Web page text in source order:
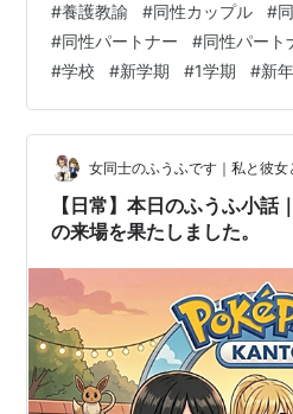
いた「今日の子どもたちとの一
間が戻ってきました。 今日保健
なケガがあって… え、それは大
たの？ 保健室ではこんな対応
は今日何があった？ 今日は天
ね、子どもがこんなもの見つ
#養護教諭 #同性カップル #
#同性パートナー #同性パート
#学校 #新学期 #1学期 #新
女同士のふうふです｜私と彼女
【日常】本日のふうふ小話
の来場を果たしました。